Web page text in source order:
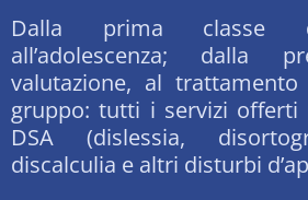
Dalla prima classe
all’adolescenza; dalla
valutazione, al
gruppo: tutti i servizi offerti
DSA (dislessia,
discalculia e altri disturbi